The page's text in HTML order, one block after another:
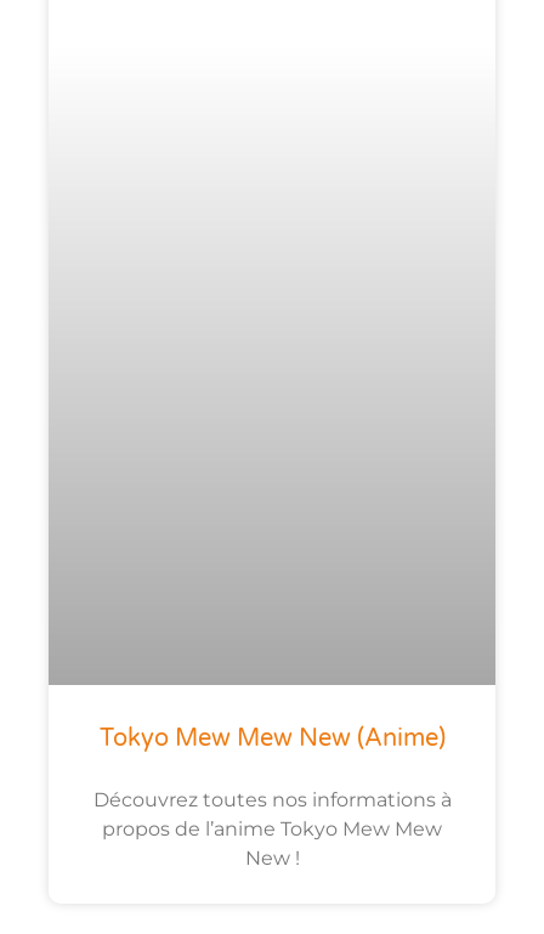
Tokyo Mew Mew New (anime)
Découvrez toutes nos informations à
propos de l’anime Tokyo Mew Mew
New !